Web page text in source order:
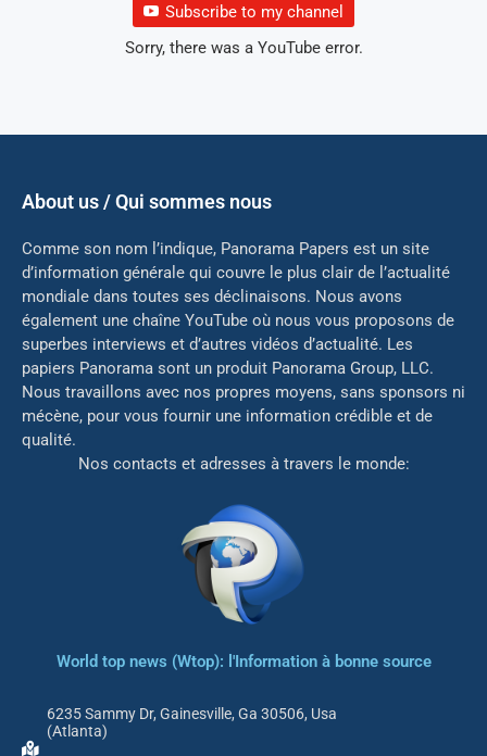
Subscribe to my channel
Sorry, there was a YouTube error.
About us / Qui sommes nous
Comme son nom l’indique, Panorama Papers est un site
d’information générale qui couvre le plus clair de l’actualité
mondiale dans toutes ses déclinaisons. Nous avons
également une chaîne YouTube où nous vous proposons de
superbes interviews et d’autres vidéos d’actualité. Les
papiers Panorama sont un produit Panorama Group, LLC.
Nous travaillons avec nos propres moyens, sans sponsors ni
mécène, pour vous fournir une information crédible et de
qualité.
Nos contacts et adresses à travers le monde:
World top news (Wtop): l'Information à bonne source
6235 Sammy Dr, Gainesville, Ga 30506, Usa
(Atlanta)